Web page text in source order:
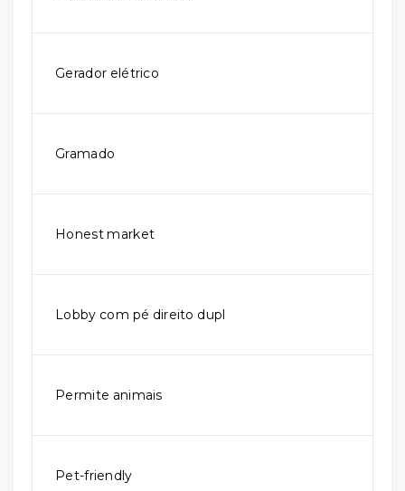
Gerador elétrico
Gramado
Honest market
Lobby com pé direito dupl
Permite animais
Pet-friendly